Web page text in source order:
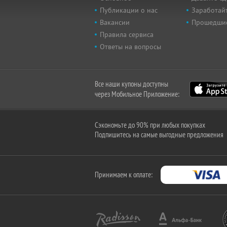
Публикации о нас
Вакансии
Правила сервиса
Ответы на вопросы
Все наши купоны доступны
через Мобильное Приложение:
Сэкономьте до 90% при любых покупках
Подпишитесь на самые выгодные предложения
Принимаем к оплате: